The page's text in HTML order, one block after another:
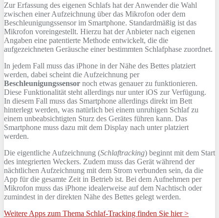
Zur Erfassung des eigenen Schlafs hat der Anwender die Wahl
zwischen einer Aufzeichnung über das Mikrofon oder dem
Beschleunigungssensor im Smartphone. Standardmäßig ist das
Mikrofon voreingestellt. Hierzu hat der Anbieter nach eigenen
Angaben eine patentierte Methode entwickelt, die die
aufgezeichneten Geräusche einer bestimmten Schlafphase zuordnet.
In jedem Fall muss das iPhone in der Nähe des Bettes platziert
werden, dabei scheint die Aufzeichnung per
Beschleunigungssensor noch etwas genauer zu funktionieren.
Diese Funktionalität steht allerdings nur unter iOS zur Verfügung.
In diesem Fall muss das Smartphone allerdings direkt im Bett
hinterlegt werden, was natürlich bei einem unruhigen Schlaf zu
einem unbeabsichtigten Sturz des Gerätes führen kann. Das
Smartphone muss dazu mit dem Display nach unter platziert
werden.
Die eigentliche Aufzeichnung (Schlaftracking) beginnt mit dem Start
des integrierten Weckers. Zudem muss das Gerät während der
nächtlichen Aufzeichnung mit dem Strom verbunden sein, da die
App für die gesamte Zeit in Betrieb ist. Bei dem Aufnehmen per
Mikrofon muss das iPhone idealerweise auf dem Nachtisch oder
zumindest in der direkten Nähe des Bettes gelegt werden.
Weitere Apps zum Thema Schlaf-Tracking finden Sie hier >